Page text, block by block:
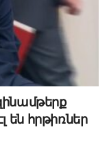
են հրթիռներ